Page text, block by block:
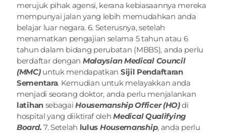
merujuk pihak agensi, kerana kebiasaannya mereka
mempunyai jalan yang lebih memudahkan anda
belajar luar negara. 6. Seterusnya, setelah
menamatkan pengajian selama 5 tahun atau 6
tahun dalam bidang perubatan (MBBS), anda perlu
berdaftar dengan Malaysian Medical Council
(MMC) untuk mendapatkan Sijil Pendaftaran
Sementara. Kemudian untuk melayakkan anda
latihan sebagai Housemanship Officer (HO) di
hospital yang diiktiraf oleh Medical Qualifying
Board. 7. Setelah lulus Housemanship, anda perlu